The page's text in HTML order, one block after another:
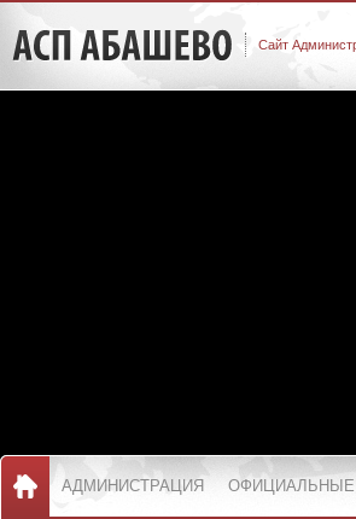
Сайт
АДМИНИСТРАЦИЯ ОФИЦИАЛЬНЫЕ